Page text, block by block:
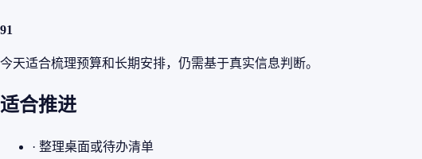
91
今天适合梳理预算和长期安排，仍需基于真实信息判断。
适合推进
· 整理桌面或待办清单